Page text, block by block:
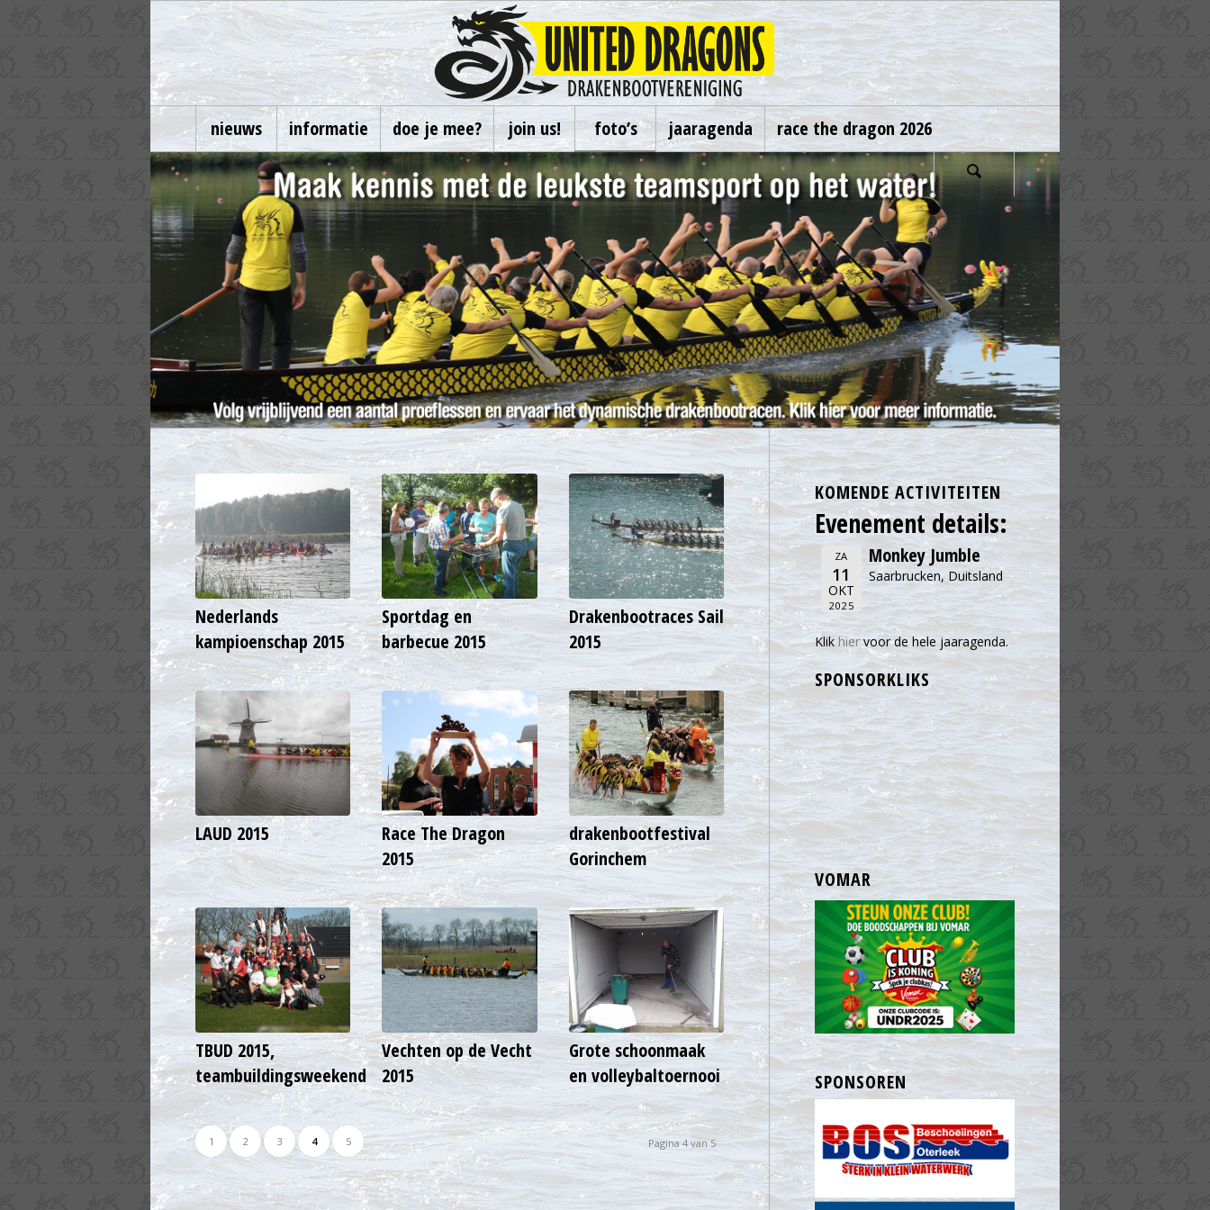
nieuws informatie doe je mee? join us! foto’s jaaragenda race the dragon 2026
Nederlands
kampioenschap 2015
Sportdag en
barbecue 2015
Drakenbootraces Sail
2015
LAUD 2015
Race The Dragon
2015
drakenbootfestival
Gorinchem
TBUD 2015,
teambuildingsweekend
Vechten op de Vecht
2015
Grote schoonmaak
en volleybaltoernooi
Pagina 4 van 5
1 2 3 4 5
KOMENDE ACTIVITEITEN
Evenement details:
ZA
11
OKT
2025
Monkey Jumble
Saarbrucken, Duitsland
Klik hiervoor de hele jaaragenda.
SPONSORKLIKS
VOMAR
SPONSOREN